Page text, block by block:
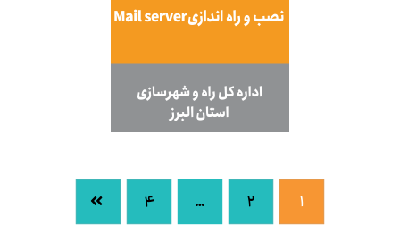
۱ ۲ … ۴